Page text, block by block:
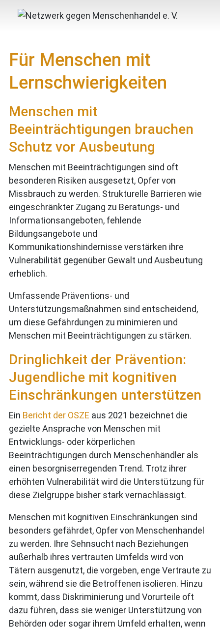
Für Menschen mit
Lernschwierigkeiten
Menschen mit
Beeinträchtigungen brauchen
Schutz vor Ausbeutung
Menschen mit Beeinträchtigungen sind oft
besonderen Risiken ausgesetzt, Opfer von
Missbrauch zu werden. Strukturelle Barrieren wie
eingeschränkter Zugang zu Beratungs- und
Informationsangeboten, fehlende
Bildungsangebote und
Kommunikationshindernisse verstärken ihre
Vulnerabilität gegenüber Gewalt und Ausbeutung
erheblich.
Umfassende Präventions- und
Unterstützungsmaßnahmen sind entscheidend,
um diese Gefährdungen zu minimieren und
Menschen mit Beeinträchtigungen zu stärken.
Dringlichkeit der Prävention:
Jugendliche mit kognitiven
Einschränkungen unterstützen
Ein Bericht der OSZE aus 2021 bezeichnet die
gezielte Ansprache von Menschen mit
Entwicklungs- oder körperlichen
Beeinträchtigungen durch Menschenhändler als
einen besorgniserregenden Trend. Trotz ihrer
erhöhten Vulnerabilität wird die Unterstützung für
diese Zielgruppe bisher stark vernachlässigt.
Menschen mit kognitiven Einschränkungen sind
besonders gefährdet, Opfer von Menschenhandel
zu werden. Ihre Sehnsucht nach Beziehungen
außerhalb ihres vertrauten Umfelds wird von
Tätern ausgenutzt, die vorgeben, enge Vertraute zu
sein, während sie die Betroffenen isolieren. Hinzu
kommt, dass Diskriminierung und Vorurteile oft
dazu führen, dass sie weniger Unterstützung von
Behörden oder sogar ihrem Umfeld erhalten, wenn